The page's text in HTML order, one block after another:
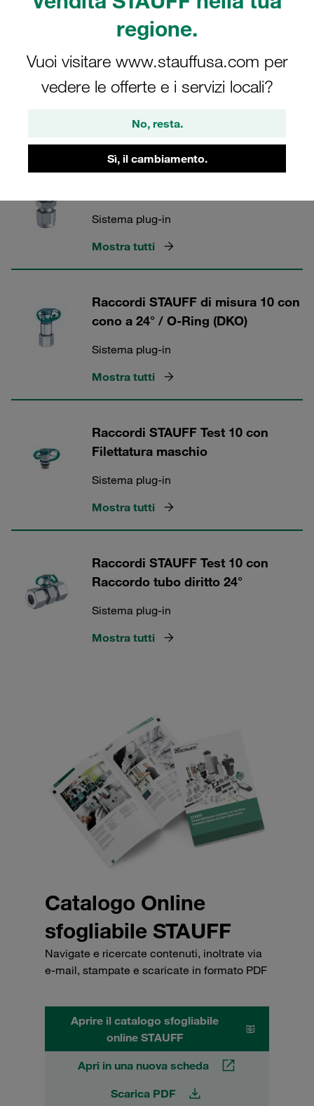
regione.
Vuoi visitare www.stauffusa.com per
vedere le offerte e i servizi locali?
No, resta.
Sì, il cambiamento.
esercizio di 400 bar.
Test STAUFF
Raccordi per manometro STAUFF
Sistema plug-in
Mostra tutti
Raccordi STAUFF di misura 10 con
cono a 24° / O-Ring (DKO)
Sistema plug-in
Mostra tutti
Raccordi STAUFF Test 10 con
Filettatura maschio
Sistema plug-in
Mostra tutti
Raccordi STAUFF Test 10 con
Raccordo tubo diritto 24°
Sistema plug-in
Mostra tutti
Catalogo Online
sfogliabile STAUFF
Navigate e ricercate contenuti, inoltrate via
e-mail, stampate e scaricate in formato PDF
Aprire il catalogo sfogliabile
online STAUFF
Apri in una nuova scheda
Scarica PDF